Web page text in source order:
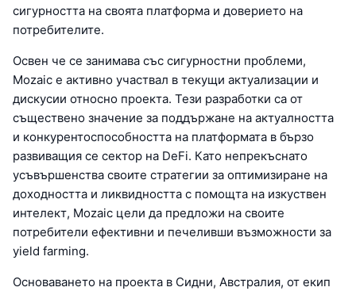
сигурността на своята платформа и доверието на
потребителите.
Освен че се занимава със сигурностни проблеми,
Mozaic е активно участвал в текущи актуализации и
дискусии относно проекта. Тези разработки са от
съществено значение за поддържане на актуалността
и конкурентоспособността на платформата в бързо
развиващия се сектор на DeFi. Като непрекъснато
усъвършенства своите стратегии за оптимизиране на
доходността и ликвидността с помощта на изкуствен
интелект, Mozaic цели да предложи на своите
потребители ефективни и печеливши възможности за
yield farming.
Основаването на проекта в Сидни, Австралия, от екип